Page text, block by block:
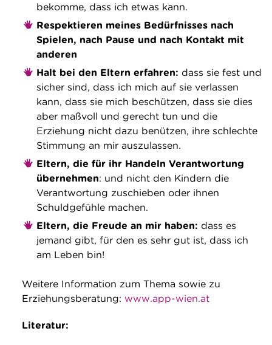
bekomme, dass ich etwas kann.
Respektieren meines Bedürfnisses nach
Spielen, nach Pause und nach Kontakt mit
anderen
Halt bei den Eltern erfahren: dass sie fest und
sicher sind, dass ich mich auf sie verlassen
kann, dass sie mich beschützen, dass sie dies
aber maßvoll und gerecht tun und die
Erziehung nicht dazu benützen, ihre schlechte
Stimmung an mir auszulassen.
Eltern, die für ihr Handeln Verantwortung
übernehmen: und nicht den Kindern die
Verantwortung zuschieben oder ihnen
Schuldgefühle machen.
Eltern, die Freude an mir haben: dass es
jemand gibt, für den es sehr gut ist, dass ich
am Leben bin!
Weitere Information zum Thema sowie zu
Erziehungsberatung: www.app-wien.at
Literatur: